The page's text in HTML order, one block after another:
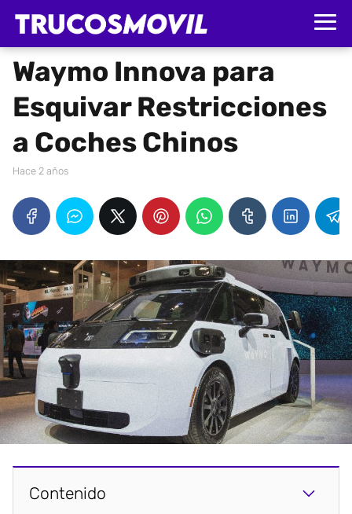
Waymo Innova para
Esquivar Restricciones
a Coches Chinos
hace 2 años
Contenido